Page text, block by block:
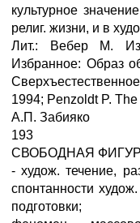
культурное
религ. жизни, и в
Лит.: Вебер М.
Избранное: Образ
1994; Penzoldt P.
А.П. Забияко
193
СВОБОДНАЯ
- худож. течение,
спонтанности
подготовки;